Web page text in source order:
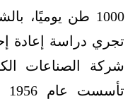
1000 طن يوميًا،
تجري دراسة إعادة
شركة الصناعات